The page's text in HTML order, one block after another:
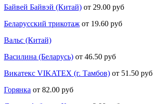
Байвей Байвэй (Китай) от 29.00 руб
Беларусский трикотаж от 19.60 руб
Вальс (Китай)
Василина (Беларусь) от 46.50 руб
Викатекс VIKATEX (г. Тамбов) от 51.50 руб
Горянка от 82.00 руб